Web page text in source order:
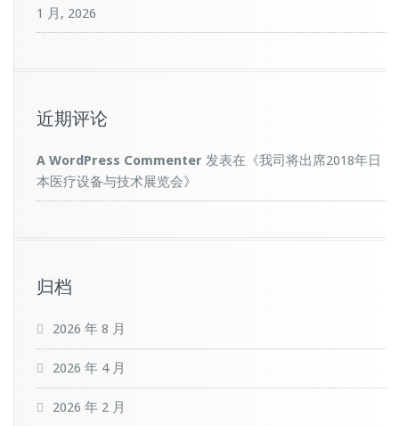
1 月, 2026
近期评论
A WordPress Commenter 发表在《我司将出席2018年日
本医疗设备与技术展览会》
归档
2026 年 8 月
2026 年 4 月
2026 年 2 月